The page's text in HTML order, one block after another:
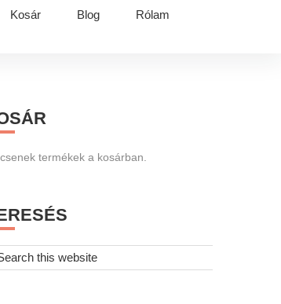
Kosár Blog Rólam
termékek a kosárban.